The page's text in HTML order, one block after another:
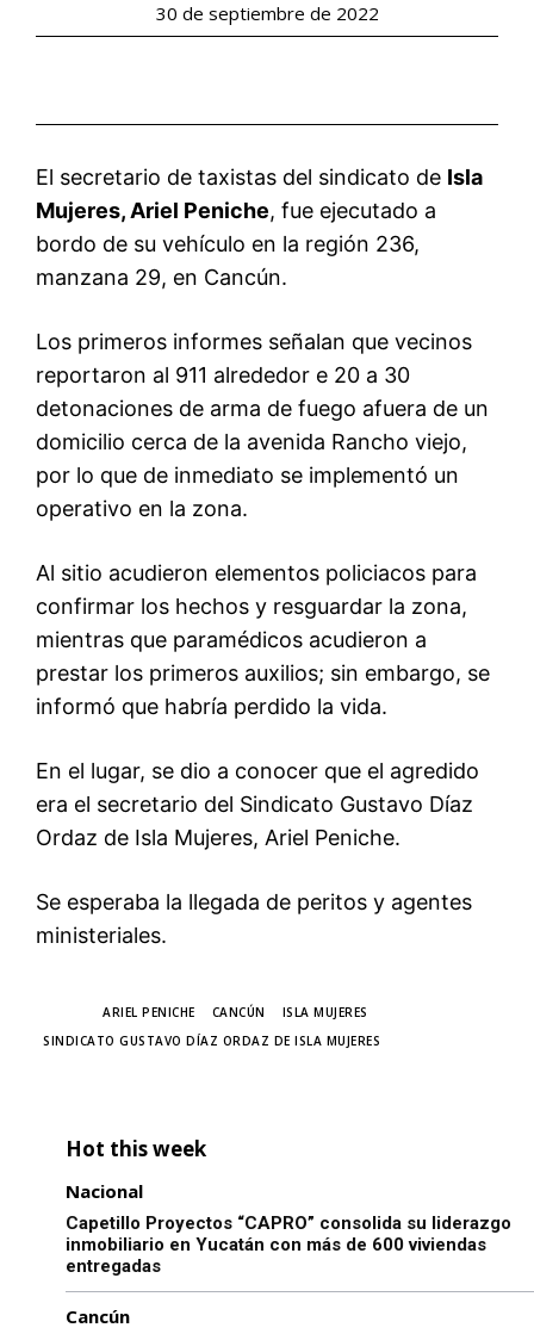
30 de septiembre de 2022
El secretario de taxistas del sindicato de Isla
Mujeres, Ariel Peniche, fue ejecutado a
bordo de su vehículo en la región 236,
manzana 29, en Cancún.
Los primeros informes señalan que vecinos
reportaron al 911 alrededor e 20 a 30
detonaciones de arma de fuego afuera de un
domicilio cerca de la avenida Rancho viejo,
por lo que de inmediato se implementó un
operativo en la zona.
Al sitio acudieron elementos policiacos para
confirmar los hechos y resguardar la zona,
mientras que paramédicos acudieron a
prestar los primeros auxilios; sin embargo, se
informó que habría perdido la vida.
En el lugar, se dio a conocer que el agredido
era el secretario del Sindicato Gustavo Díaz
Ordaz de Isla Mujeres, Ariel Peniche.
Se esperaba la llegada de peritos y agentes
ministeriales.
ARIEL PENICHE CANCÚN
ISLA MUJERES
SINDICATO GUSTAVO DÍAZ ORDAZ DE ISLA MUJERES
Hot this week
Nacional
Capetillo Proyectos “CAPRO” consolida su liderazgo
inmobiliario en Yucatán con más de 600 viviendas
entregadas
Cancún